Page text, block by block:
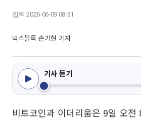
입력 2026-06-09 08:51
넥스블록 손기현 기자
기사 듣기
비트코인과 이더리움은 9일 오